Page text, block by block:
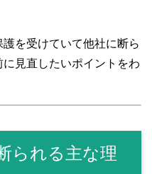
を受けていて他社に断ら
見直したいポイントをわ
られる主な理